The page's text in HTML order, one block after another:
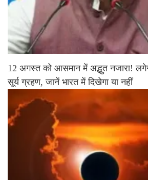
12 अगस्त को आसमान में अद्भुत नजारा!
सूर्य ग्रहण, जानें भारत में दिखेगा या नहीं